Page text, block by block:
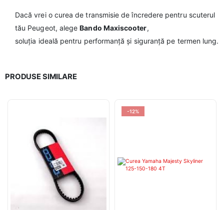
Dacă vrei o curea de transmisie de încredere pentru scuterul
tău Peugeot, alegeBando Maxiscooter,
soluția ideală pentru performanță și siguranță pe termen lung.
PRODUSE SIMILARE
-12%